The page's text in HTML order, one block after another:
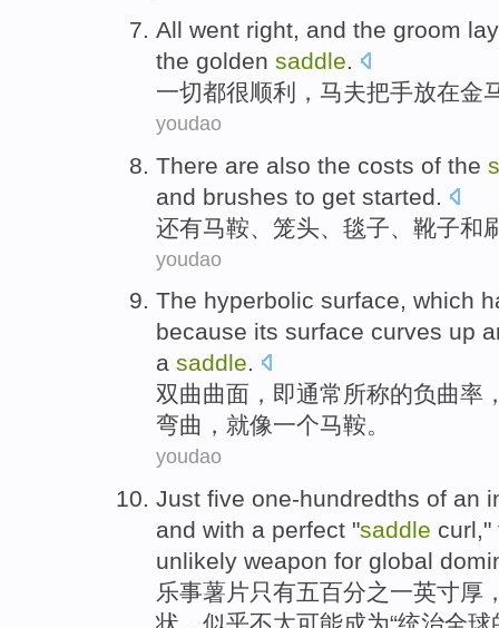
All went right, and the groom lay
the golden saddle.
一切都很顺利 ， 马夫把手放在金
youdao
There are also the costs of the
and brushes to get started.
还有马鞍 笼头 毯子 靴子和
youdao
The hyperbolic surface, which
because its surface curves up
a saddle.
双曲曲面 ，即通常所称的负曲率
弯曲， 就像一个马鞍。
youdao
Just five one-hundredths of an
and with a perfect "saddle curl
unlikely weapon for global
乐事薯片只有五百分之一英寸厚